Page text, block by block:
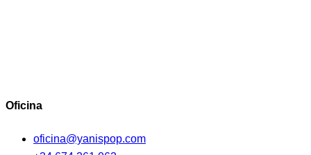
Oficina
oficina@yanispop.com